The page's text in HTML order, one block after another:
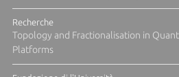
Recherche
Topology and Fractionalisation in
Platforms